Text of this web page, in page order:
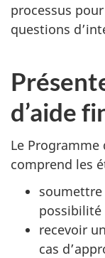
processus
questions
d’aide
Le
comprend les
possibilité
recevoir
cas